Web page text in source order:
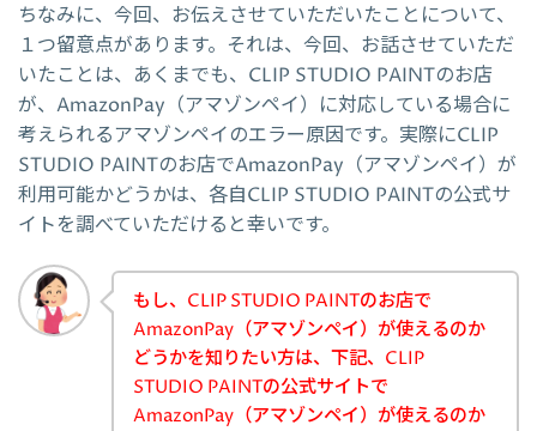
ちなみに、今回、お伝えさせていただいたことについて、
１つ留意点があります。それは、今回、お話させていただ
いたことは、あくまでも、CLIP STUDIO PAINTのお店
が、AmazonPay（アマゾンペイ）に対応している場合に
考えられるアマゾンペイのエラー原因です。実際にCLIP
STUDIO PAINTのお店でAmazonPay（アマゾンペイ）が
利用可能かどうかは、各自CLIP STUDIO PAINTの公式サ
イトを調べていただけると幸いです。
もし、CLIP STUDIO PAINTのお店で
AmazonPay（アマゾンペイ）が使えるのか
どうかを知りたい方は、下記、CLIP
STUDIO PAINTの公式サイトで
AmazonPay（アマゾンペイ）が使えるのか